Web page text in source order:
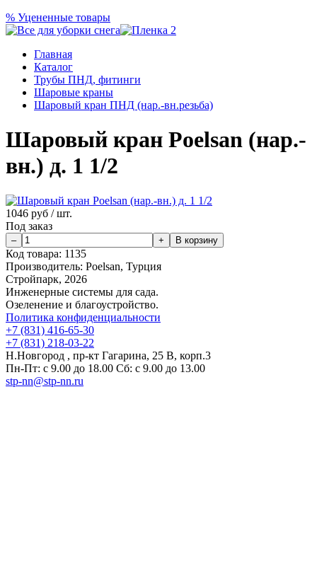
% Уцененные товары
Главная
Каталог
Трубы ПНД, фитинги
Шаровые краны
Шаровый кран ПНД (нар.-вн.резьба)
Шаровый кран Poelsan (нар.-
вн.) д. 1 1/2
1046 руб / шт.
Под заказ
Код товара: 1135
Производитель: Poelsan, Турция
Стройпарк, 2026
Инженерные системы для сада.
Озеленение и благоустройство.
Политика конфиденциальности
+7 (831) 416-65-30
+7 (831) 218-03-22
Н.Новгород , пр-кт Гагарина, 25 В, корп.3
Пн-Пт: с 9.00 до 18.00 Сб: с 9.00 до 13.00
stp-nn@stp-nn.ru